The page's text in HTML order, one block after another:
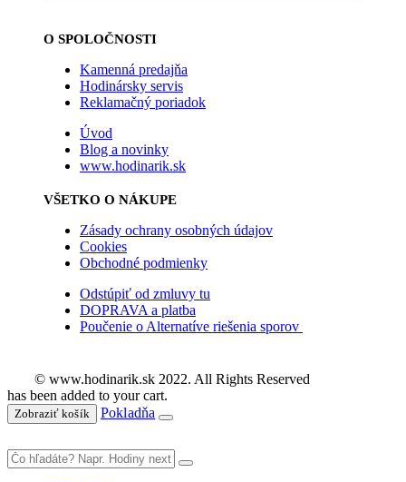
O SPOLOČNOSTI
Kamenná predajňa
Hodinársky servis
Reklamačný poriadok
Úvod
Blog a novinky
www.hodinarik.sk
VŠETKO O NÁKUPE
Zásady ochrany osobných údajov
Cookies
Obchodné podmienky
Odstúpiť od zmluvy tu
DOPRAVA a platba
Poučenie o Alternatíve riešenia sporov
© www.hodinarik.sk 2022. All Rights Reserved
has been added to your cart.
Zobraziť košík Pokladňa